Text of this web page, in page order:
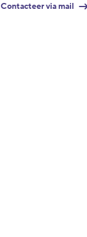
Contacteer via mail